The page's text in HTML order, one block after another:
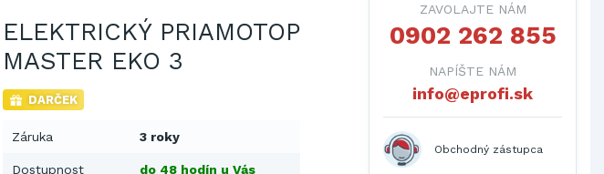
ELEKTRICKÝ PRIAMOTOP
MASTER EKO 3
DARČEK
Záruka 3 roky
Dostupnost do 48 hodín u Vás
ZAVOLAJTE NÁM
0902 262 855
NAPÍŠTE NÁM
info@eprofi.sk
Obchodný zástupca